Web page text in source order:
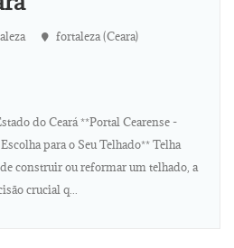
fortaleza (Ceara)
do Ceará **Portal Cearense -
para o Seu Telhado** Telha
construir ou reformar um telhado, a
crucial q...